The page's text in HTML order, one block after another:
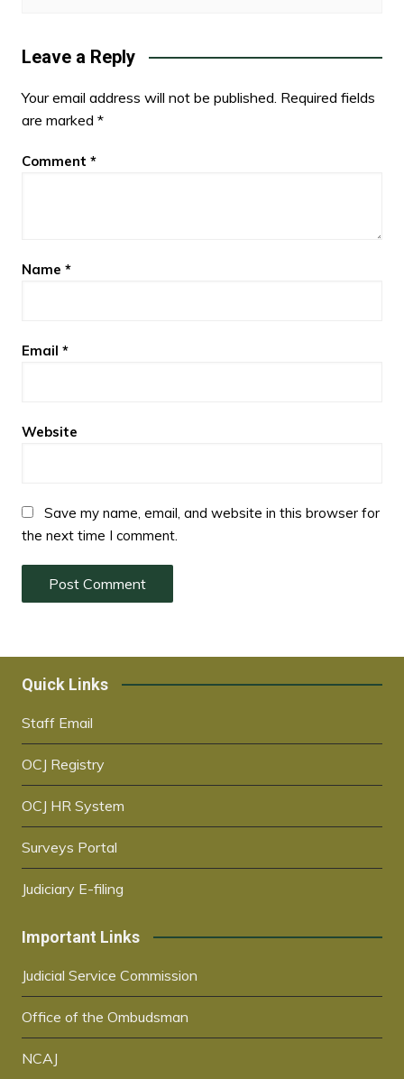
Leave a Reply
Your email address will not be published. Required fields
are marked *
Comment *
Name *
Email *
Website
Save my name, email, and website in this browser for
the next time I comment.
Quick Links
Staff Email
OCJ Registry
OCJ HR System
Surveys Portal
Judiciary E-filing
Important Links
Judicial Service Commission
Office of the Ombudsman
NCAJ